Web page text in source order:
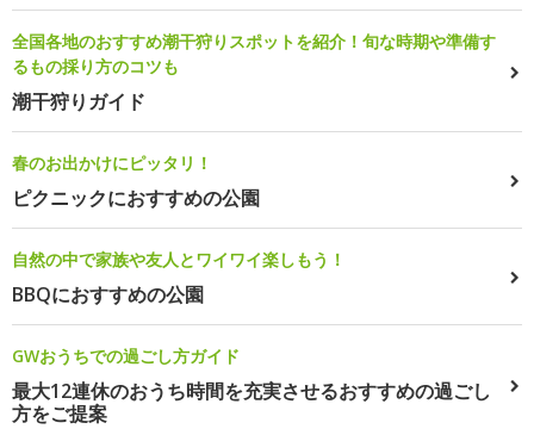
全国各地のおすすめ潮干狩りスポットを紹介！旬な時期や準備す
るもの採り方のコツも
潮干狩りガイド
春のお出かけにピッタリ！
ピクニックにおすすめの公園
自然の中で家族や友人とワイワイ楽しもう！
BBQにおすすめの公園
GWおうちでの過ごし方ガイド
最大12連休のおうち時間を充実させるおすすめの過ごし
方をご提案